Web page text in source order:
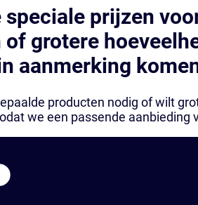
speciale prijzen
grotere
aanmerking
producten nodig of wilt
we een passende aanbieding